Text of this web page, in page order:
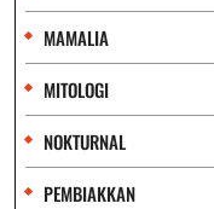
MAMALIA
MITOLOGI
NOKTURNAL
PEMBIAKKAN